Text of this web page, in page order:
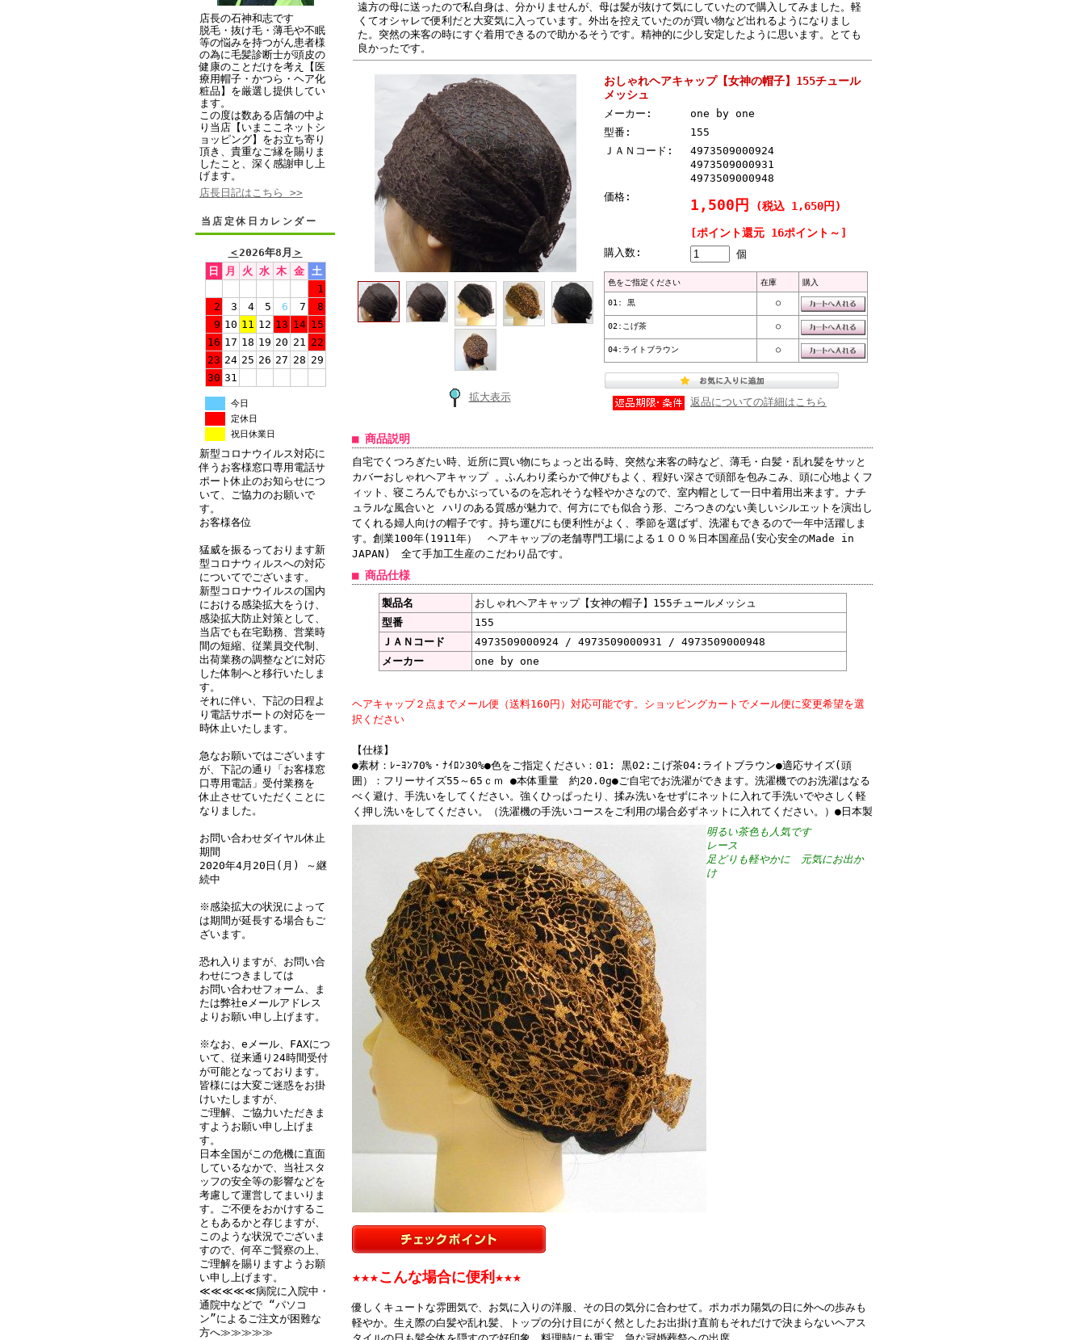
店長の石神和志です
脱毛・抜け毛・薄毛や不眠
等の悩みを持つがん患者様
の為に毛髪診断士が頭皮の
健康のことだけを考え【医
療用帽子・かつら・ヘア化
粧品】を厳選し提供してい
ます。
この度は数ある店舗の中よ
り当店【いまここネットシ
ョッピング】をお立ち寄り
頂き、貴重なご縁を賜りま
したこと、深く感謝申し上
げます。
店長日記はこちら >>
当店定休日カレンダー
＜2026年8月 ＞
日
月 火 水 木 金
土
1
2
3 4 5 6 7
8
9 10 11 12 13 14 15
16 17 18 19 20 21 22
23 24 25 26 27 28 29
30 31
今日
定休日
祝日休業日
新型コロナウイルス対応に
伴うお客様窓口専用電話サ
ポート休止のお知らせにつ
いて、ご協力のお願いで
す。
お客様各位
猛威を振るっております新
型コロナウィルスへの対応
についてでございます。
新型コロナウイルスの国内
における感染拡大をうけ、
感染拡大防止対策として、
当店でも在宅勤務、営業時
間の短縮、従業員交代制、
出荷業務の調整などに対応
した体制へと移行いたしま
す。
それに伴い、下記の日程よ
り電話サポートの対応を一
時休止いたします。
急なお願いではございます
が、下記の通り「お客様窓
口専用電話」受付業務を
休止させていただくことに
なりました。
お問い合わせダイヤル休止
期間
2020年4月20日(月) ～継
続中
※感染拡大の状況によって
は期間が延長する場合もご
ざいます。
恐れ入りますが、お問い合
わせにつきましては
お問い合わせフォーム、ま
たは弊社eメールアドレス
よりお願い申し上げます。
※なお、eメール、FAXにつ
いて、従来通り24時間受付
が可能となっております。
皆様には大変ご迷惑をお掛
けいたしますが、
ご理解、ご協力いただきま
すようお願い申し上げま
す。
日本全国がこの危機に直面
しているなかで、当社スタ
ッフの安全等の影響などを
考慮して運営してまいりま
す。ご不便をおかけするこ
ともあるかと存じますが、
このような状況でございま
すので、何卒ご賢察の上、
ご理解を賜りますようお願
い申し上げます。
≪≪≪≪≪病院に入院中・
通院中などで “パソコ
ン”によるご注文が困難な
方へ≫≫≫≫≫
遠方の母に送ったので私自身は、分かりませんが、母は髪が抜けて気にしていたので購入してみました。軽
くてオシャレで便利だと大変気に入っています。外出を控えていたのが買い物など出れるようになりまし
た。突然の来客の時にすぐ着用できるので助かるそうです。精神的に少し安定したように思います。とても
良かったです。
拡大表示
おしゃれヘアキャップ【女神の帽子】155チュール
メッシュ
メーカー:
one by one
型番:
155
ＪＡＮコード:
4973509000924
4973509000931
4973509000948
価格:
1,500円 (税込 1,650円)
[ポイント還元 16ポイント～]
購入数: 個
色をご指定ください 在庫 購入
01: 黒 ○
02:こげ茶 ○
04:ライトブラウン ○
返品についての詳細はこちら
■ 商品説明
自宅でくつろぎたい時、近所に買い物にちょっと出る時、突然な来客の時など、薄毛・白髪・乱れ髪をサッと
カバーおしゃれヘアキャップ 。ふんわり柔らかで伸びもよく、程好い深さで頭部を包みこみ、頭に心地よくフ
ィット、寝ころんでもかぶっているのを忘れそうな軽やかさなので、室内帽として一日中着用出来ます。ナチ
ュラルな風合いと ハリのある質感が魅力で、何方にでも似合う形、ごろつきのない美しいシルエットを演出し
てくれる婦人向けの帽子です。持ち運びにも便利性がよく、季節を選ばず、洗濯もできるので一年中活躍しま
す。創業100年(1911年） ヘアキャップの老舗専門工場による１００％日本国産品(安心安全のMade in
JAPAN) 全て手加工生産のこだわり品です。
■ 商品仕様
製品名
おしゃれヘアキャップ【女神の帽子】155チュールメッシュ
型番
155
ＪＡＮコード
4973509000924 / 4973509000931 / 4973509000948
メーカー
one by one
ヘアキャップ２点までメール便（送料160円）対応可能です。ショッピングカートでメール便に変更希望を選
択ください
【仕様】
●素材：ﾚｰﾖﾝ70%・ﾅｲﾛﾝ30%●色をご指定ください：01: 黒02:こげ茶04:ライトブラウン●適応サイズ(頭
囲）：フリーサイズ55～65ｃｍ ●本体重量 約20.0g●ご自宅でお洗濯ができます。洗濯機でのお洗濯はなる
べく避け、手洗いをしてください。強くひっぱったり、揉み洗いをせずにネットに入れて手洗いでやさしく軽
く押し洗いをしてください。（洗濯機の手洗いコースをご利用の場合必ずネットに入れてください。）●日本製
明るい茶色も人気です
レース
足どりも軽やかに 元気にお出か
け
★★★こんな場合に便利★★★
優しくキュートな雰囲気で、お気に入りの洋服、その日の気分に合わせて。ポカポカ陽気の日に外への歩みも
軽やか。生え際の白髪や乱れ髪、トップの分け目にがく然としたお出掛け直前もそれだけで決まらないヘアス